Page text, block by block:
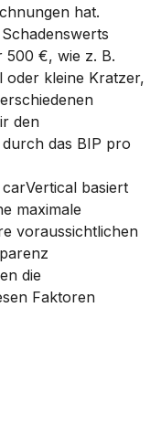
hat.
500 €, wie z. B.
oder kleine Kratzer,
den
das BIP pro
basiert
maximale
voraussichtlichen
die
Faktoren